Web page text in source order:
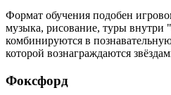
Формат обучения подобен
музыка, рисование, туры внутри
комбинируются в
которой вознаграждаются
Фоксфорд